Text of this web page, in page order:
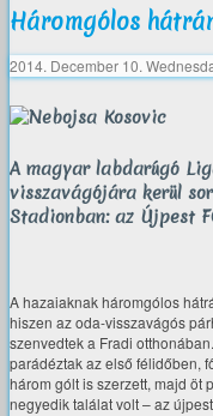
Háromgólos
2014. December 10.
A magyar labdarúgó
visszavágójára kerül
Stadionban: az Újpest
A hazaiaknak háromgólos
hiszen az oda-visszavágós
szenvedtek a Fradi
parádéztak az első félidőben,
három gólt is szerzett, majd öt
negyedik találat volt – az